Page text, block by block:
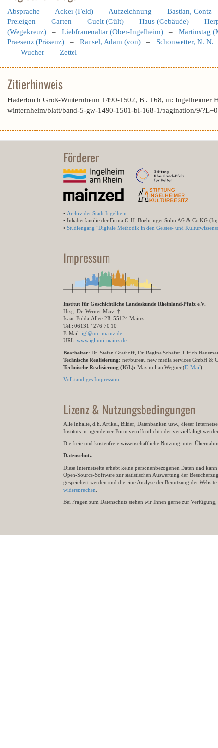
Absprache – Acker (Feld) – Aufzeichnung – Bastian, Contz
Freieigen – Garten – Guelt (Gült) – Haus (Gebäude) –
(Wegekreuz) – Liebfrauenaltar (Ober-Ingelheim) – Martinstag
Praesenz (Präsenz) – Ransel, Adam (von) – Schonwetter, N. N.
– Wucher – Zettel –
Zitierhinweis
Haderbuch Groß-Winternheim 1490-1502, Bl. 168, in: Ingelheimer
winternheim/blatt/band-5-gw-1490-1501-bl-168-1/pagination/9/
Förderer
• Archiv der Stadt Ingelheim
• Inhaberfamilie der Firma C. H. Boehringer Sohn AG & Co.KG
• Studiengang "Digitale Methodik in den Geistes- und
Impressum
Institut für Geschichtliche Landeskunde Rheinland-Pfalz e.V.
Hrsg. Dr. Werner Marzi †
Isaac-Fulda-Allee 2B, 55124 Mainz
Tel.: 06131 / 276 70 10
E-Mail: igl@uni-mainz.de
URL: www.igl.uni-mainz.de
Bearbeiter: Dr. Stefan Grathoff, Dr. Regina Schäfer, Ulrich
Technische Realisierung: net/bureau new media services GmbH &
Technische Realisierung (IGL): Maximilian Wegner (E-Mail)
Vollständiges Impressum
Lizenz & Nutzungsbedingungen
Alle Inhalte, d.h. Artikel, Bilder, Datenbanken usw., dieser
Instituts in irgendeiner Form veröffentlicht oder vervielfältigt
Die freie und kostenfreie wissenschaftliche Nutzung unter
Datenschutz
Diese Internetseite erhebt keine personenbezogenen Daten und
Open-Source-Software zur statistischen Auswertung der
gespeichert werden und die eine Analyse der Benutzung der
widersprechen
Bei Fragen zum Datenschutz stehen wir Ihnen gerne zur